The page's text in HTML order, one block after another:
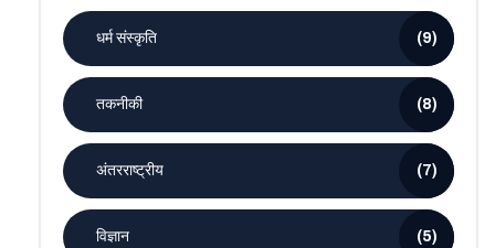
धर्म संस्कृति (9)
तकनीकी (8)
अंतरराष्ट्रीय (7)
विज्ञान (5)